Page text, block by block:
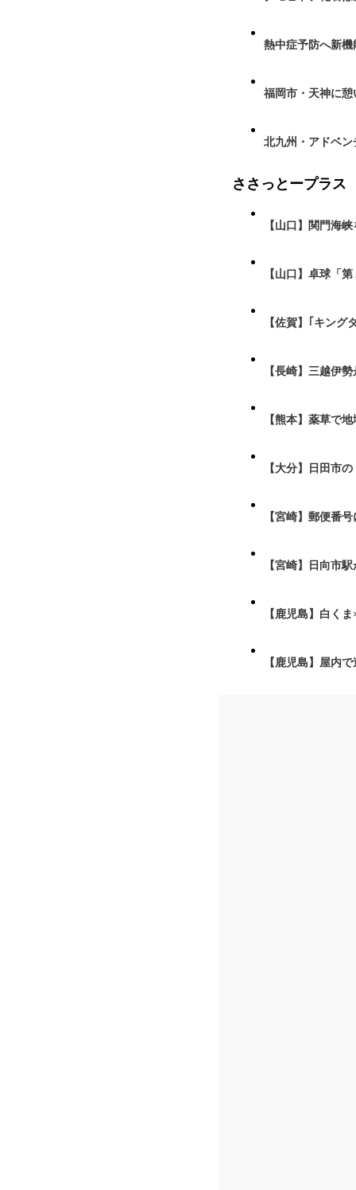
熱中症予防へ新
福岡市・天神に
北九州・アドベ
ささっとープラス
【山口】関門海
【山口】卓球「
【佐賀】｢キン
【長崎】三越伊
【熊本】薬草で
【大分】日田市
【宮崎】郵便番
【宮崎】日向市
【鹿児島】白く
【鹿児島】屋内